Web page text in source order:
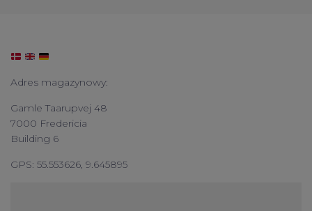
Adres magazynowy:
Gamle Taarupvej 48
7000 Fredericia
Building 6
GPS: 55.553626, 9.645895